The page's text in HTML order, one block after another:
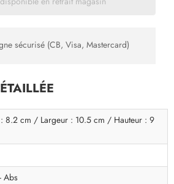
sécurisé (CB, Visa, Mastercard)
: 8.2 cm / Largeur : 10.5 cm / Hauteur : 9
Abs